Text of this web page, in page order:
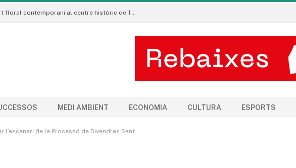
La Manigua Estudio porta l’art floral contemporani al centre històric de Tremp
MEDI AMBIENT ECONOMIA CULTURA ESPORTS
l’escenari de la Processó de Divendres Sant